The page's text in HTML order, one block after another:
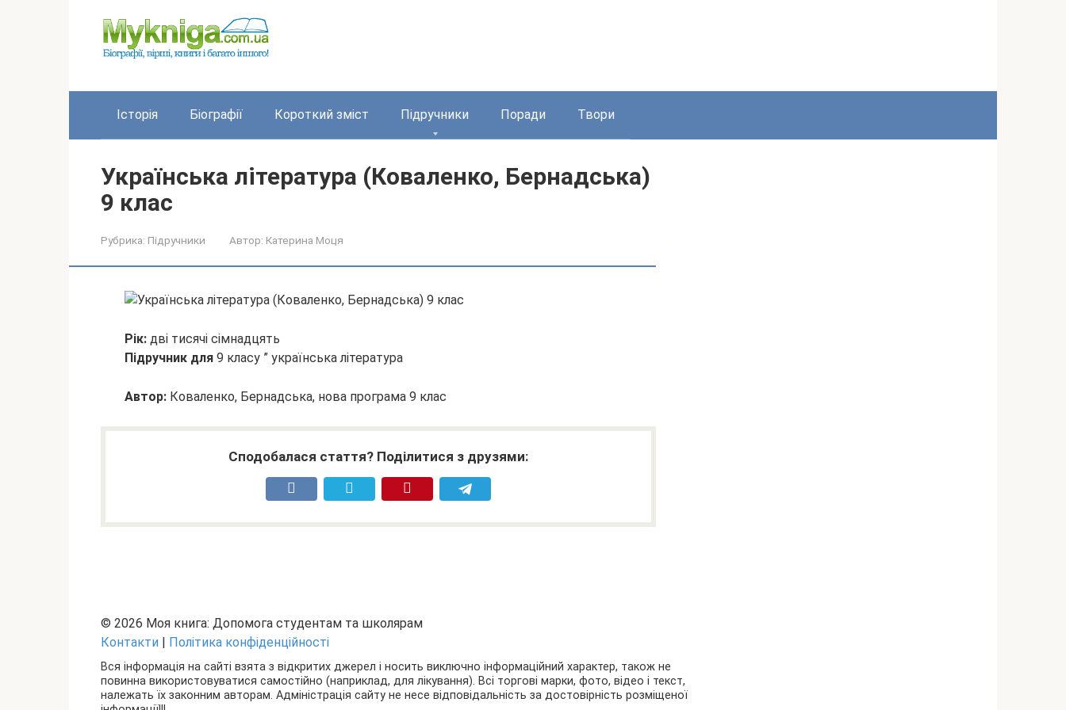
Історія Біографії Короткий зміст Підручники Поради Твори
Українська література (Коваленко, Бернадська)
9 клас
Рубрика: Підручники Автор: Катерина Моця
Рік: дві тисячі сімнадцять
Підручник для 9 класу ” українська література
Автор: Коваленко, Бернадська, нова програма 9 клас
Сподобалася стаття? Поділитися з друзями:
© 2026 Моя книга: Допомога студентам та школярам
Контакти | Політика конфіденційності
Вся інформація на сайті взята з відкритих джерел і носить виключно інформаційний характер, також не
повинна використовуватися самостійно (наприклад, для лікування). Всі торгові марки, фото, відео і текст,
належать їх законним авторам. Адміністрація сайту не несе відповідальність за достовірність розміщеної